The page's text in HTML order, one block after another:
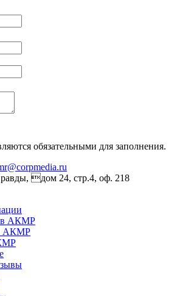
обязательными для заполнения.
дом 24, стр.4, оф. 218
в АКМР
АКМР